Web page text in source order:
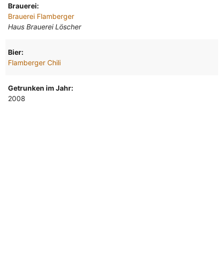
Brauerei:
Brauerei Flamberger
Haus Brauerei Löscher
Bier:
Flamberger Chili
Getrunken im Jahr:
2008